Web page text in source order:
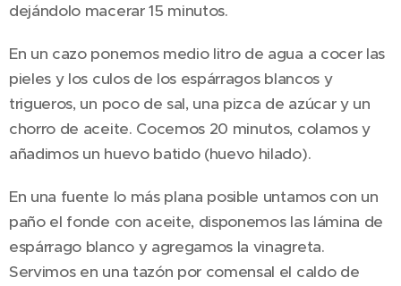
dejándolo macerar 15 minutos.
En un cazo ponemos medio litro de agua a cocer las
pieles y los culos de los espárragos blancos y
trigueros, un poco de sal, una pizca de azúcar y un
chorro de aceite. Cocemos 20 minutos, colamos y
añadimos un huevo batido (huevo hilado).
En una fuente lo más plana posible untamos con un
paño el fonde con aceite, disponemos las lámina de
espárrago blanco y agregamos la vinagreta.
Servimos en una tazón por comensal el caldo de